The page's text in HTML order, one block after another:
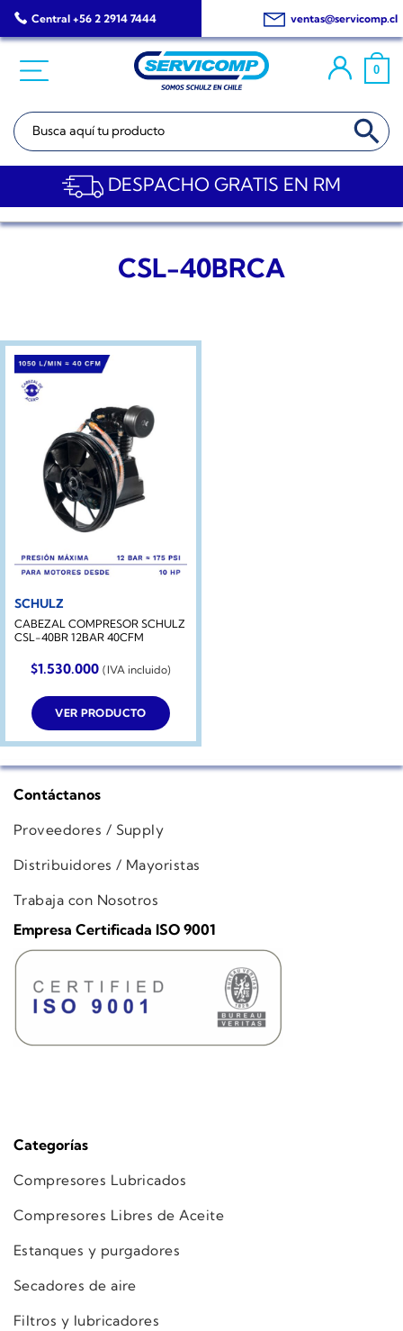
Saltar
al
Central +56 2 2914 7444 ventas@servicomp.cl
0
Buscar: BOTÓN DE
DESPACHO GRATIS EN RM
CSL-40BRCA
SCHULZ
CABEZAL COMPRESOR SCHULZ
CSL-40BR 12BAR 40CFM
$1.530.000 (IVA incluido)
VER PRODUCTO
Categorías
Compresores Lubricados
Compresores Libres de Aceite
Estanques y purgadores
Secadores de aire
Filtros y lubricadores
Contáctanos
Proveedores / Supply
Distribuidores / Mayoristas
Trabaja con Nosotros
Empresa Certificada ISO 9001